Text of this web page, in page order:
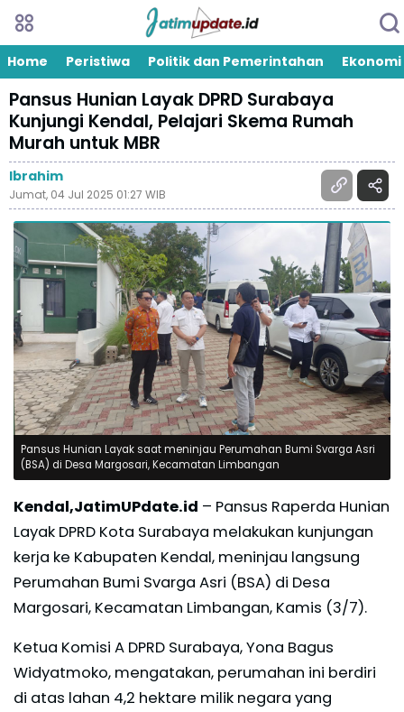
Home Peristiwa Politik dan Pemerintahan Ekonomi
Pansus Hunian Layak DPRD Surabaya
Kunjungi Kendal, Pelajari Skema Rumah
Murah untuk MBR
Ibrahim
Jumat, 04 Jul 2025 01:27 WIB
Pansus Hunian Layak saat meninjau Perumahan Bumi Svarga Asri
(BSA) di Desa Margosari, Kecamatan Limbangan
Kendal,JatimUPdate.id – Pansus Raperda Hunian
Layak DPRD Kota Surabaya melakukan kunjungan
kerja ke Kabupaten Kendal, meninjau langsung
Perumahan Bumi Svarga Asri (BSA) di Desa
Margosari, Kecamatan Limbangan, Kamis (3/7).
Ketua Komisi A DPRD Surabaya, Yona Bagus
Widyatmoko, mengatakan, perumahan ini berdiri
di atas lahan 4,2 hektare milik negara yang